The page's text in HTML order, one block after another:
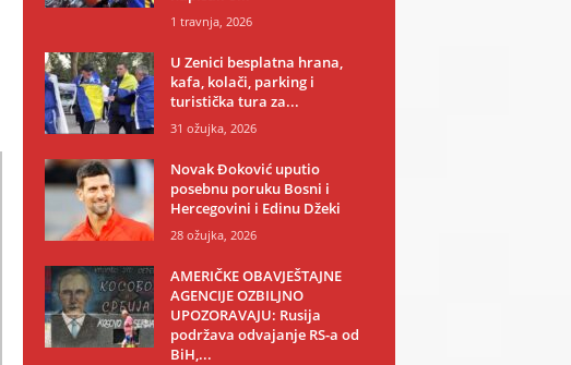
1 travnja, 2026
U Zenici besplatna hrana,
kafa, kolači, parking i
turistička tura za...
31 ožujka, 2026
Novak Đoković uputio
posebnu poruku Bosni i
Hercegovini i Edinu Džeki
28 ožujka, 2026
AMERIČKE OBAVJEŠTAJNE
AGENCIJE OZBILJNO
UPOZORAVAJU: Rusija
podržava odvajanje RS-a od
BiH,...